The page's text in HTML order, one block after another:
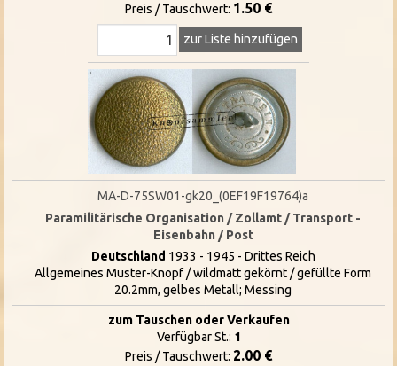
Preis / Tauschwert: 1.50 €
zur Liste hinzufügen
MA-D-75SW01-gk20_(0EF19F19764)a
Paramilitärische Organisation / Zollamt / Transport -
Eisenbahn / Post
Deutschland 1933 - 1945 - Drittes Reich
Allgemeines Muster-Knopf / wildmatt gekörnt / gefüllte Form
20.2mm, gelbes Metall; Messing
zum Tauschen oder Verkaufen
Verfügbar St.: 1
Preis / Tauschwert: 2.00 €